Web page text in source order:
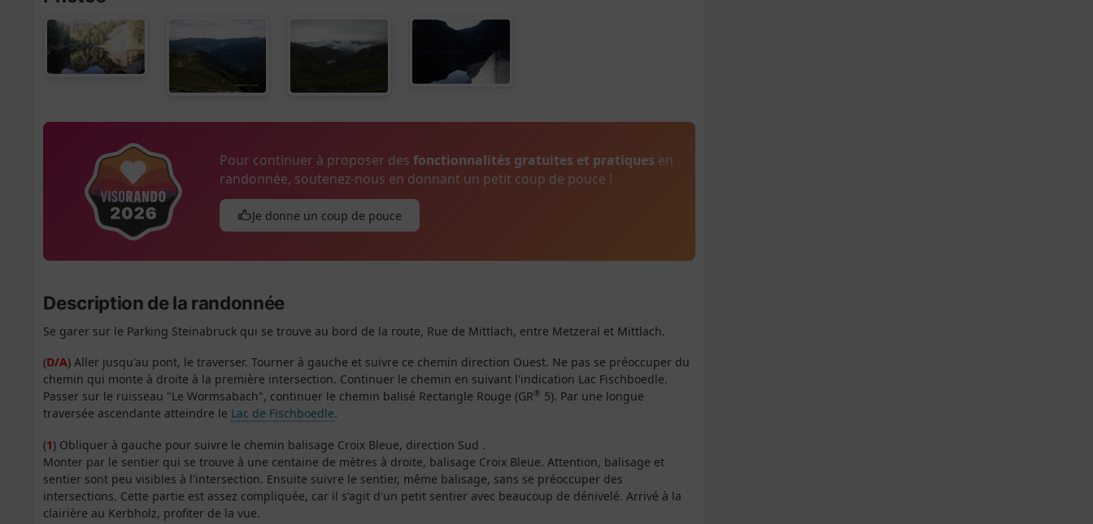
Pour continuer à proposer des fonctionnalités gratuites et pratiques en
randonnée, soutenez-nous en donnant un petit coup de pouce !
Je donne un coup de pouce
Description de la randonnée
Se garer sur le Parking Steinabruck qui se trouve au bord de la route, Rue de Mittlach, entre Metzeral et Mittlach.
(D/A) Aller jusqu'au pont, le traverser. Tourner à gauche et suivre ce chemin direction Ouest. Ne pas se préoccuper du
chemin qui monte à droite à la première intersection. Continuer le chemin en suivant l'indication Lac Fischboedle.
Passer sur le ruisseau "Le Wormsabach", continuer le chemin balisé Rectangle Rouge (GR® 5). Par une longue
traversée ascendante atteindre le Lac de Fischboedle.
(1) Obliquer à gauche pour suivre le chemin balisage Croix Bleue, direction Sud .
Monter par le sentier qui se trouve à une centaine de mètres à droite, balisage Croix Bleue. Attention, balisage et
sentier sont peu visibles à l'intersection. Ensuite suivre le sentier, même balisage, sans se préoccuper des
intersections. Cette partie est assez compliquée, car il s'agit d'un petit sentier avec beaucoup de dénivelé. Arrivé à la
clairière au Kerbholz, profiter de la vue.